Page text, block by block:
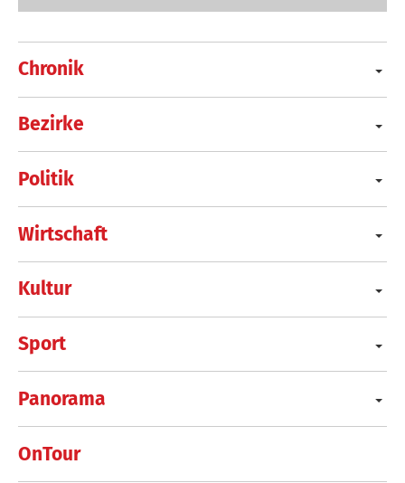
Chronik
Bezirke
Politik
Wirtschaft
Kultur
Sport
Panorama
OnTour